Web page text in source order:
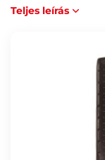
Teljes leírás